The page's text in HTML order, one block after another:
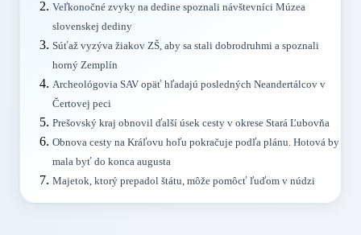
Veľkonočné zvyky na dedine spoznali návštevníci Múzea
slovenskej dediny
Súťaž vyzýva žiakov ZŠ, aby sa stali dobrodruhmi a spoznali
horný Zemplín
Archeológovia SAV opäť hľadajú posledných Neandertálcov v
Čertovej peci
Prešovský kraj obnovil ďalší úsek cesty v okrese Stará Ľubovňa
Obnova cesty na Kráľovu hoľu pokračuje podľa plánu. Hotová by
mala byť do konca augusta
Majetok, ktorý prepadol štátu, môže pomôcť ľuďom v núdzi